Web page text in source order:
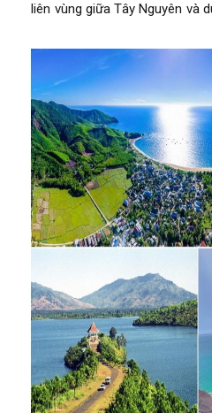
liên vùng giữa Tây Nguyên và